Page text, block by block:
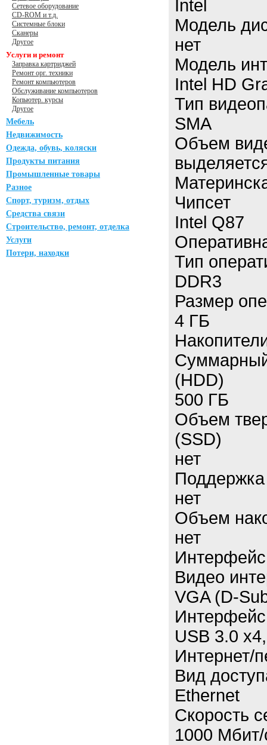
Сетевое оборудование
CD-ROM и т.д.
Системные блоки
Сканеры
Другое
Услуги и ремонт
Заправка картриджей
Ремонт орг. техники
Ремонт компьютеров
Обслуживание компьютеров
Копьютер. курсы
Другое
Мебель
Недвижимость
Одежда, обувь, коляски
Продукты питания
Промышленные товары
Разное
Спорт, туризм, отдых
Средства связи
Строительство, ремонт, отделка
Услуги
Потери, находки
Intel
Модель
нет
Модель
Intel HD
Тип
SMA
Объем
Чипсет
Intel Q87
Тип
DDR3
Размер
4 ГБ
(HDD)
500 ГБ
Объем
(SSD)
нет
нет
Объем
нет
Видео
VGA (D-
USB 3.0
Интернет/
Вид
Ethernet
Скорость
1000 Мбит/